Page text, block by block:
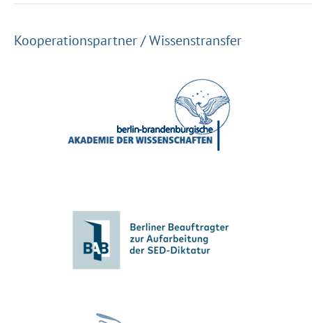
Kooperationspartner / Wissenstransfer